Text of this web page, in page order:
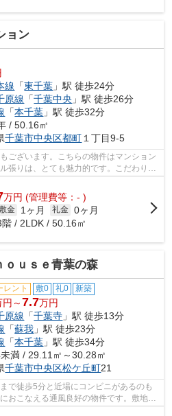
ョン
線 「東千葉 」駅 徒歩24分
原線 「千葉中央 」駅 徒歩26分
「本千葉 」駅 徒歩32分
/ 50.16㎡
千葉市中央区都町１丁目9-5
ございます。こちらの物件はマンション
張りは、とても魅力的です。こだわりポ
線...
万円 (管理費等：- )
金 1ヶ月 礼金 0ヶ月
階 / 2LDK / 50.16㎡
ｕｓｅ青葉の森
レント 敷0 礼0 新築
円～7.7万円
原線 「千葉寺 」駅 徒歩13分
「蘇我 」駅 徒歩23分
「本千葉 」駅 徒歩34分
満 / 29.11㎡～30.28㎡
千葉市中央区松ケ丘町21
で徒歩5分と近場にコンビニがあるのも
おこなえる通風良好の物件です。敷地内
ミを...